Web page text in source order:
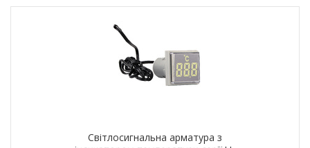
Світлосигнальна арматура з